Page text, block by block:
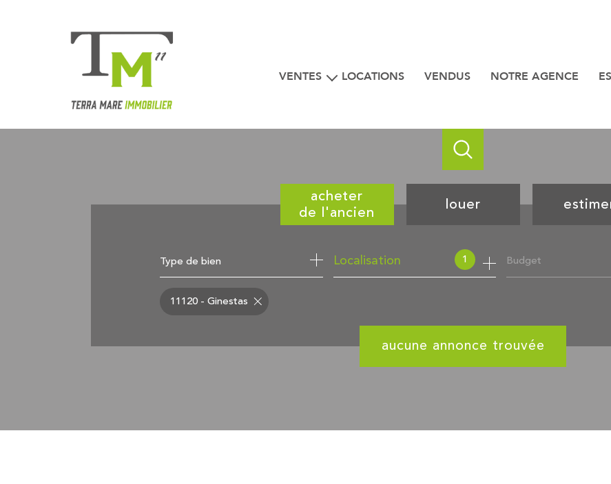
VENTES
Nos biens en bord de mer
LOCATIONS VENDUS NOTRE AGENCE
acheter
de l'ancien
de l'ancien
louer
à l'année
Type de bien 1
Localisation Budget
aucune annonce trouvée
11120 - Ginestas